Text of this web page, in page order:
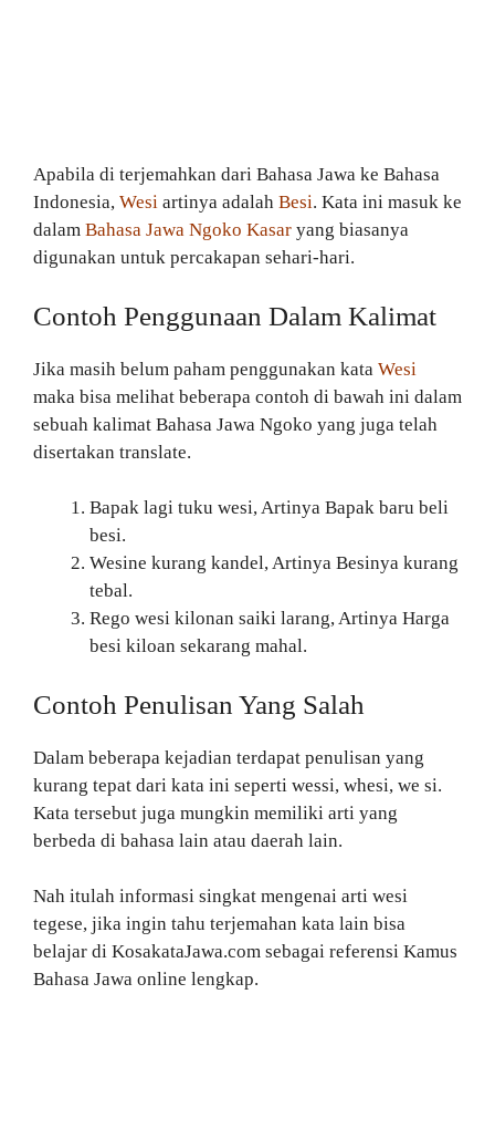
Apabila di terjemahkan dari Bahasa Jawa ke Bahasa
Indonesia, Wesi artinya adalah Besi. Kata ini masuk ke
dalam Bahasa Jawa Ngoko Kasar yang biasanya
digunakan untuk percakapan sehari-hari.
Contoh Penggunaan Dalam Kalimat
Jika masih belum paham penggunakan kata Wesi
maka bisa melihat beberapa contoh di bawah ini dalam
sebuah kalimat Bahasa Jawa Ngoko yang juga telah
disertakan translate.
Bapak lagi tuku wesi, Artinya Bapak baru beli
besi.
Wesine kurang kandel, Artinya Besinya kurang
tebal.
Rego wesi kilonan saiki larang, Artinya Harga
besi kiloan sekarang mahal.
Contoh Penulisan Yang Salah
Dalam beberapa kejadian terdapat penulisan yang
kurang tepat dari kata ini seperti wessi, whesi, we si.
Kata tersebut juga mungkin memiliki arti yang
berbeda di bahasa lain atau daerah lain.
Nah itulah informasi singkat mengenai arti wesi
tegese, jika ingin tahu terjemahan kata lain bisa
belajar di KosakataJawa.com sebagai referensi Kamus
Bahasa Jawa online lengkap.